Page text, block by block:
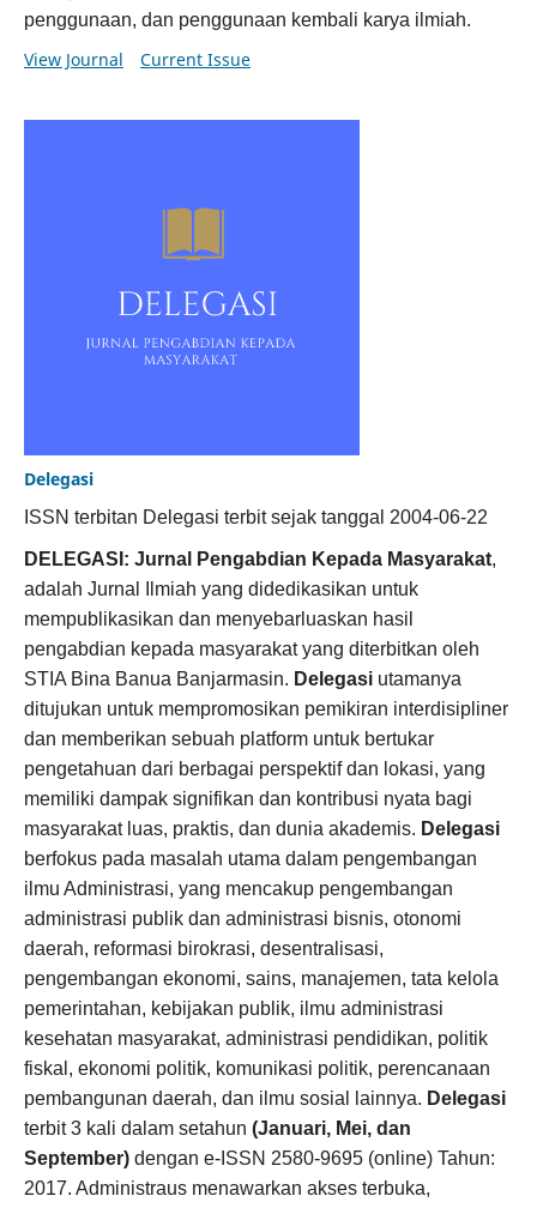
penggunaan, dan penggunaan kembali karya ilmiah.
View Journal Current Issue
Delegasi
ISSN terbitan Delegasi terbit sejak tanggal 2004-06-22
DELEGASI: Jurnal Pengabdian Kepada Masyarakat,
adalah Jurnal Ilmiah yang didedikasikan untuk
mempublikasikan dan menyebarluaskan hasil
pengabdian kepada masyarakat yang diterbitkan oleh
STIA Bina Banua Banjarmasin. Delegasiutamanya
ditujukan untuk mempromosikan pemikiran interdisipliner
dan memberikan sebuah platform untuk bertukar
pengetahuan dari berbagai perspektif dan lokasi, yang
memiliki dampak signifikan dan kontribusi nyata bagi
masyarakat luas, praktis, dan dunia akademis. Delegasi
berfokus pada masalah utama dalam pengembangan
ilmu Administrasi, yang mencakup pengembangan
administrasi publik dan administrasi bisnis, otonomi
daerah, reformasi birokrasi, desentralisasi,
pengembangan ekonomi, sains, manajemen, tata kelola
pemerintahan, kebijakan publik, ilmu administrasi
kesehatan masyarakat, administrasi pendidikan, politik
fiskal, ekonomi politik, komunikasi politik, perencanaan
pembangunan daerah, dan ilmu sosial lainnya. Delegasi
terbit 3 kali dalam setahun (Januari, Mei, dan
September)dengan e-ISSN 2580-9695 (online) Tahun:
2017. Administraus menawarkan akses terbuka,